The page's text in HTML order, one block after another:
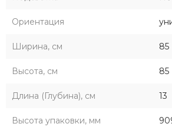
Ориентация
Ширина, см 85
Высота, см 85
Длина (Глубина), см 13
Высота упаковки, мм